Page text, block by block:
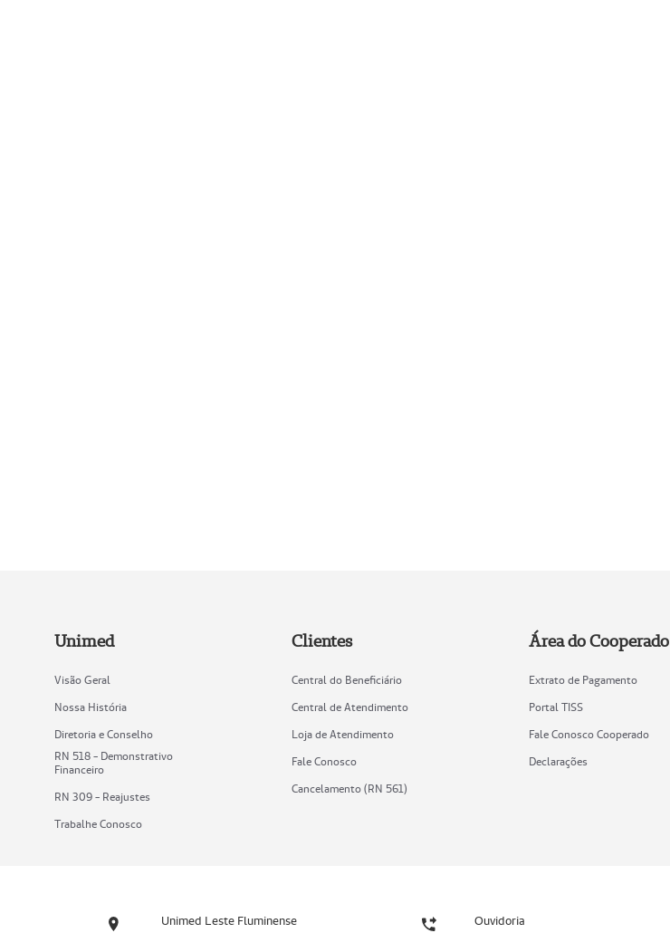
Unimed
Visão Geral
Nossa História
Diretoria e Conselho
RN 518 - Demonstrativo
Financeiro
RN 309 - Reajustes
Trabalhe Conosco
Clientes
Central do Beneficiário
Central de Atendimento
Loja de Atendimento
Fale Conosco
Cancelamento (RN 561)
Área do Cooperado
Extrato de Pagamento
Portal TISS
Fale Conosco Cooperado
Declarações
Unimed Leste Fluminense Ouvidoria